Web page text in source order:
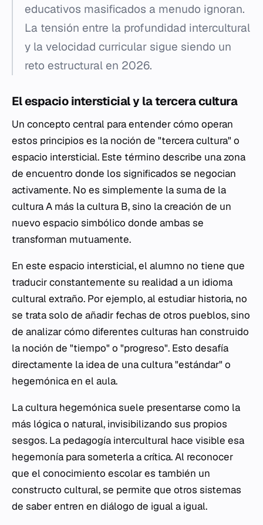
educativos masificados a menudo ignoran.
La tensión entre la profundidad intercultural
y la velocidad curricular sigue siendo un
reto estructural en 2026.
El espacio intersticial y la tercera cultura
Un concepto central para entender cómo operan
estos principios es la noción de "tercera cultura" o
espacio intersticial. Este término describe una zona
de encuentro donde los significados se negocian
activamente. No es simplemente la suma de la
cultura A más la cultura B, sino la creación de un
nuevo espacio simbólico donde ambas se
transforman mutuamente.
En este espacio intersticial, el alumno no tiene que
traducir constantemente su realidad a un idioma
cultural extraño. Por ejemplo, al estudiar historia, no
se trata solo de añadir fechas de otros pueblos, sino
de analizar cómo diferentes culturas han construido
la noción de "tiempo" o "progreso". Esto desafía
directamente la idea de una cultura "estándar" o
hegemónica en el aula.
La cultura hegemónica suele presentarse como la
más lógica o natural, invisibilizando sus propios
sesgos. La pedagogía intercultural hace visible esa
hegemonía para someterla a crítica. Al reconocer
que el conocimiento escolar es también un
constructo cultural, se permite que otros sistemas
de saber entren en diálogo de igual a igual.